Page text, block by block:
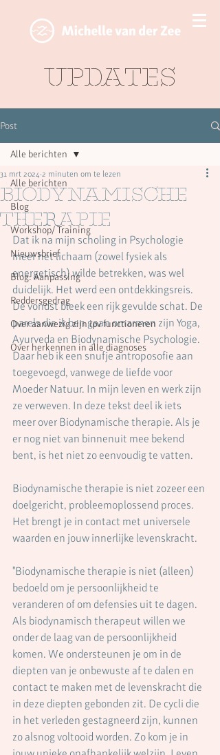
Updates
Post
Alle berichten
Blog
Workshop/ Training
Nieuwsbrief
Blog: Aanpassing
Reddersgedrag
Over aanwezig zijn ipv functioneren
Over herkennen in alle diagnoses
Alle berichten
Biodynamische
therapie
31 mrt 2024 2 minuten om te lezen
Dat ik na mijn scholing in Psychologie
meer het lichaam (zowel fysiek als
energetisch) wilde betrekken, was wel
duidelijk. Het werd een ontdekkingsreis.
De vondst bleek een rijk gevulde schat. De
parels die ik ben gaan omarmen zijn Yoga,
Ayurveda en Biodynamische Psychologie.
Daar heb ik een snufje antroposofie aan
toegevoegd, vanwege de liefde voor
Moeder Natuur. In mijn leven en werk zijn
ze verweven. In deze tekst deel ik iets
meer over Biodynamische therapie. Als je
er nog niet van binnenuit mee bekend
bent, is het niet zo eenvoudig te vatten.
Biodynamische therapie is niet zozeer een
doelgericht, probleemoplossend proces.
Het brengt je in contact met universele
waarden en jouw innerlijke levenskracht.
"Biodynamische therapie is niet (alleen)
bedoeld om je persoonlijkheid te
veranderen of om defensies uit te dagen.
Als biodynamisch therapeut willen we
onder de laag van de persoonlijkheid
komen. We ondersteunen je om in de
diepten van je onbewuste af te dalen en
contact te maken met de levenskracht die
in deze diepten gebonden zit. De cycli die
in het verleden gestagneerd zijn, kunnen
zo alsnog voltooid worden. Zo kom je in